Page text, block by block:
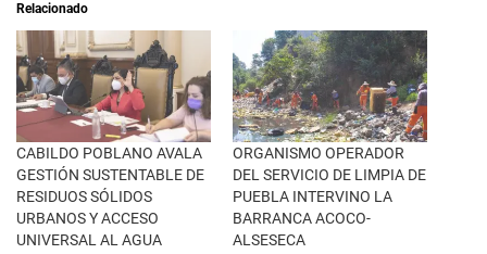
b
r
e
e
n
u
n
a
v
e
n
t
a
n
a
n
u
e
n
F
a
c
e
b
o
o
k
(
S
e
a
b
r
Relacionado
CABILDO POBLANO AVALA
GESTIÓN SUSTENTABLE DE
RESIDUOS SÓLIDOS
URBANOS Y ACCESO
UNIVERSAL AL AGUA
ORGANISMO OPERADOR
DEL SERVICIO DE LIMPIA DE
PUEBLA INTERVINO LA
BARRANCA ACOCO-
ALSESECA